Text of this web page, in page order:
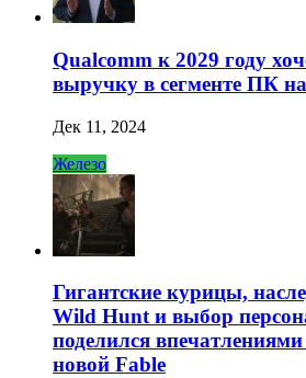
Qualcomm к 2029 году
выручку в сегменте ПК
Дек 11, 2024
Железо
Гигантские курицы,
Wild Hunt и выбор
поделился
новой Fable